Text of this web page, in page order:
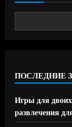
ПОСЛЕДНИЕ
Игры для
развлечения